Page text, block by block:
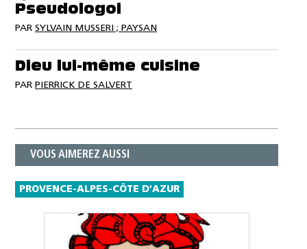
Pseudologoi
PAR SYLVAIN MUSSERI ; PAYSAN
Dieu lui-même cuisine
PAR PIERRICK DE SALVERT
VOUS AIMEREZ AUSSI
PROVENCE-ALPES-CÔTE D'AZUR